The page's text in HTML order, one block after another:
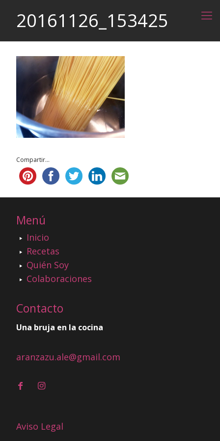
20161126_153425
Compartir...
Menú
Inicio
Recetas
Quién Soy
Colaboraciones
Contacto
Una bruja en la cocina
aranzazu.ale@gmail.com
Aviso Legal